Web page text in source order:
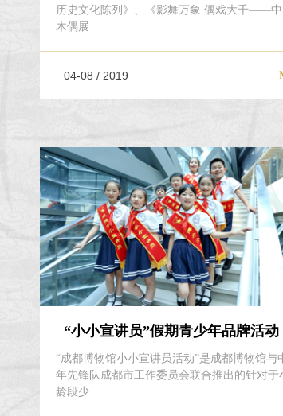
历史文化陈列》、《影舞万象 偶戏大千——中
木偶展
04-08 / 2019
“小小宣讲员”假期青少年品牌活动
“成都博物馆小小宣讲员活动”是成都博物馆与
年先锋队成都市工作委员会联合推出的针对于
龄段少